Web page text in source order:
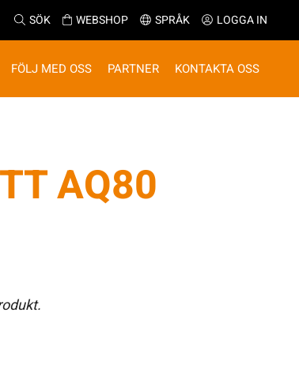
SÖK WEBSHOP SPRÅK LOGGA IN
FÖLJ MED OSS PARTNER KONTAKTA OSS
AQ80